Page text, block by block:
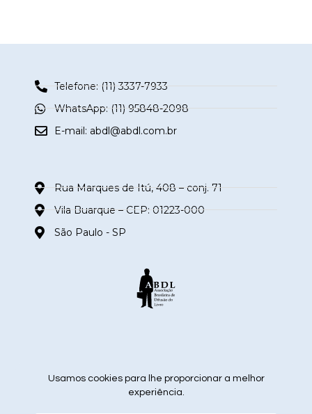
Telefone: (11) 3337-7933
WhatsApp: (11) 95848-2098
E-mail: abdl@abdl.com.br
Rua Marques de Itú, 408 – conj. 71
Vila Buarque – CEP: 01223-000
São Paulo - SP
siga nas redes sociais
Usamos cookies para lhe proporcionar a melhor
experiência.